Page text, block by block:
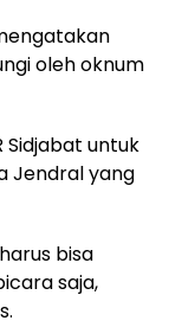
oleh oknum
Sidjabat untuk
Jendral yang
bisa
saja,